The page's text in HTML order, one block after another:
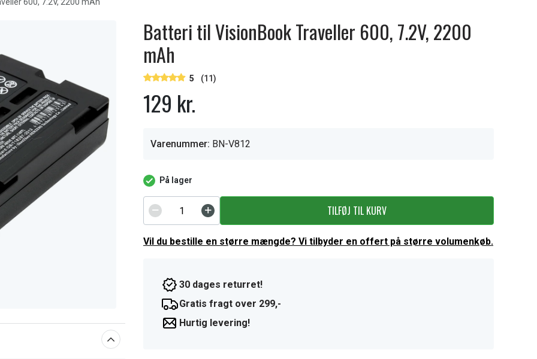
Batteri til VisionBook Traveller 600, 7.2V, 2200
mAh
5 (11)
129 kr.
Varenummer: BN-V812
På lager
TILFØJ TIL KURV
Vil du bestille en større mængde? Vi tilbyder en offert på større volumenkøb.
30 dages returret!
Gratis fragt over 299,-
Hurtig levering!